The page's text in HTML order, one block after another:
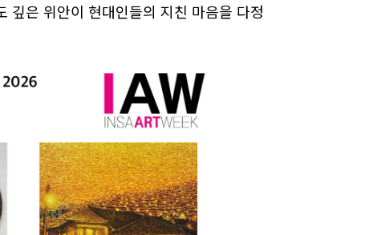
깊은 위안이 현대인들의 지친 마음을 다정